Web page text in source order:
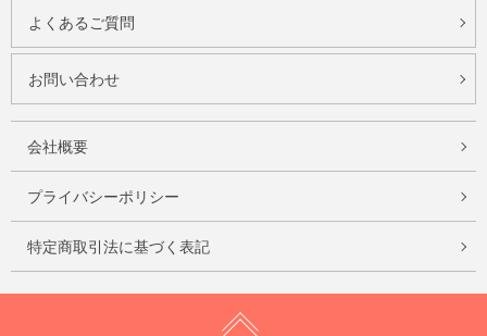
よくあるご質問
お問い合わせ
会社概要
プライバシーポリシー
特定商取引法に基づく表記